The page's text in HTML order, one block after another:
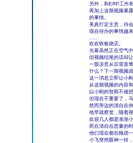
另外，和ERP工作
再加上这期视频暴
的事情。
美真打定主意，待
现在待办的事情越
欢欢铁板烧店。
光幕虽然正在空气
但视频结尾的话却
一股凉意从后背直
什么？下一期视频
这一消息立即让小
从这期视频的内容
以小刚的智商不难
但现在不重要了，
然而旁边的清自在
他早就察觉，随着
欢迎几人都是渐渐
而在清自在思量的
他们现在都在顾虑
小飞突然眼神一转